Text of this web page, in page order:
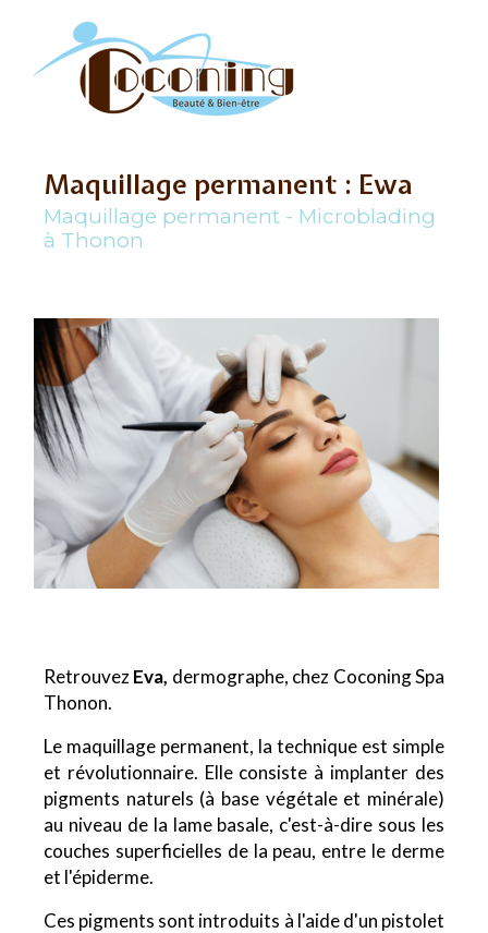
Maquillage permanent : Ewa
Maquillage permanent - Microblading
à Thonon
RetrouvezEva, dermographe, chez Coconing Spa
Thonon.
Le maquillage permanent, la technique est simple
et révolutionnaire. Elle consiste à implanter des
pigments naturels (à base végétale et minérale)
au niveau de la lame basale, c'est-à-dire sous les
couches superficielles de la peau, entre le derme
et l'épiderme.
Ces pigments sont introduits à l'aide d'un pistolet